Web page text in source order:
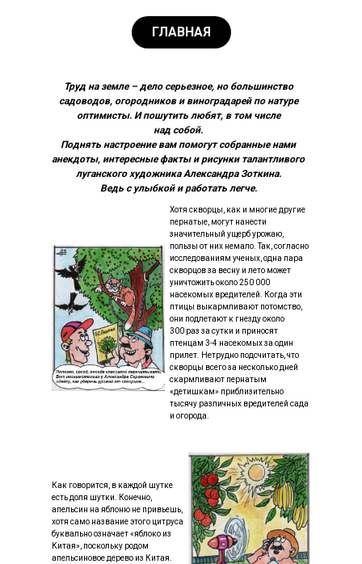
ГЛАВНАЯ
Труд на земле – дело серьезное, но большинство
садоводов, огородников и виноградарей по натуре
оптимисты. И пошутить любят, в том числе
над собой.
Поднять настроение вам помогут собранные нами
анекдоты, интересные факты и рисунки талантливого
луганского художника Александра Зоткина.
Ведь с улыбкой и работать легче.
Хотя скворцы, как и многие другие
пернатые, могут нанести
значительный ущерб урожаю,
пользы от них немало. Так, согласно
исследованиям ученых, одна пара
скворцов за весну и лето может
уничтожить около 250 000
насекомых вредителей. Когда эти
птицы выкармливают потомство,
они подлетают к гнезду около
300 раз за сутки и приносят
птенцам 3-4 насекомых за один
прилет. Нетрудно подсчитать, что
скворцы всего за несколько дней
скармливают пернатым
«детишкам» приблизительно
тысячу различных вредителей сада
и огорода.
Как говорится, в каждой шутке
есть доля шутки. Конечно,
апельсин на яблоню не привьешь,
хотя само название этого цитруса
буквально означает «яблоко из
Китая», поскольку родом
апельсиновое дерево из Китая.